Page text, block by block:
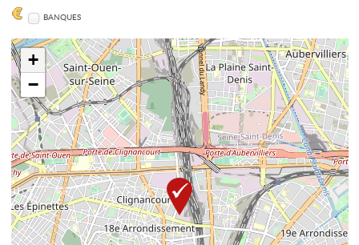
BANQUES
+
−